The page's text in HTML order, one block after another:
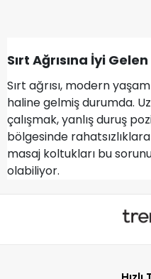
Sırt Ağrısına İyi
Sırt ağrısı, modern
haline gelmiş durumda.
çalışmak, yanlış duruş
bölgesinde
masaj koltukları bu
olabiliyor.
Masaj koltukları, özellikle
rahatlama sağlamak